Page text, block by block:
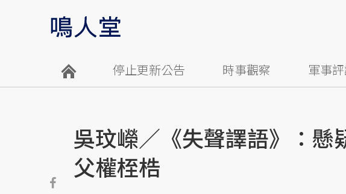
停止更新公告 時事觀察 軍事
吳玟嶸／《失聲譯語》：懸
父權桎梏